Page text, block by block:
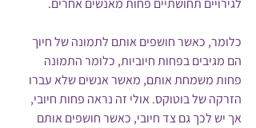
לגירויים תחושתיים פחות מאנשים אחרים.
כלומר, כאשר חושפים אותם לתמונה של חיוך
הם מגיבים בפחות חיוביות, כלומר התמונה
פחות משמחת אותם, מאשר אנשים שלא עברו
הזרקה של בוטוקס. אולי זה נראה פחות חיובי,
אך יש לכך גם צד חיובי, כאשר חושפים אותם